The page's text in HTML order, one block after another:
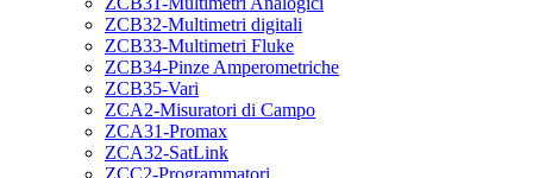
ZCB32-Multimetri digitali
ZCB33-Multimetri Fluke
ZCB34-Pinze Amperometriche
ZCB35-Vari
ZCA2-Misuratori di Campo
ZCA31-Promax
ZCA32-SatLink
ZCC2-Programmatori